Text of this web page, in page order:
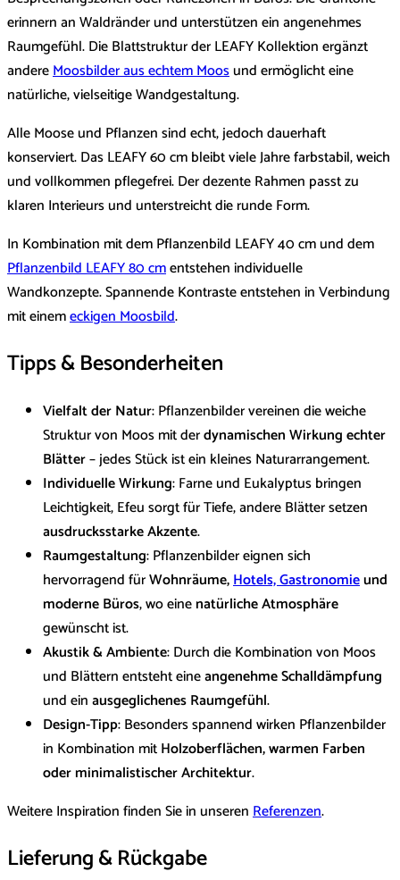
erinnern an Waldränder und unterstützen ein angenehmes
Raumgefühl. Die Blattstruktur der LEAFY Kollektion ergänzt
andereMoosbilder aus echtem Moosund ermöglicht eine
natürliche, vielseitige Wandgestaltung.
Alle Moose und Pflanzen sind echt, jedoch dauerhaft
konserviert. Das LEAFY 60 cm bleibt viele Jahre farbstabil, weich
und vollkommen pflegefrei. Der dezente Rahmen passt zu
klaren Interieurs und unterstreicht die runde Form.
In Kombination mit dem Pflanzenbild LEAFY 40 cm und dem
Pflanzenbild LEAFY 80 cmentstehen individuelle
Wandkonzepte. Spannende Kontraste entstehen in Verbindung
mit einemeckigen Moosbild.
Tipps & Besonderheiten
Vielfalt der Natur: Pflanzenbilder vereinen die weiche
Struktur von Moos mit derdynamischen Wirkung echter
Blätter– jedes Stück ist ein kleines Naturarrangement.
Individuelle Wirkung: Farne und Eukalyptus bringen
Leichtigkeit, Efeu sorgt für Tiefe, andere Blätter setzen
ausdrucksstarke Akzente.
Raumgestaltung: Pflanzenbilder eignen sich
hervorragend fürWohnräume,Hotels, Gastronomieund
moderne Büros, wo einenatürliche Atmosphäre
gewünscht ist.
Akustik & Ambiente: Durch die Kombination von Moos
und Blättern entsteht eineangenehme Schalldämpfung
und einausgeglichenes Raumgefühl.
Design-Tipp: Besonders spannend wirken Pflanzenbilder
in Kombination mitHolzoberflächen, warmen Farben
oder minimalistischer Architektur.
Weitere Inspiration finden Sie in unserenReferenzen.
Lieferung & Rückgabe